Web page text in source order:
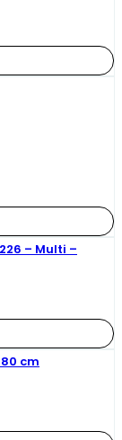
– Multi –
cm